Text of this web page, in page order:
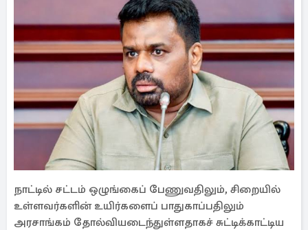
நாட்டில் சட்டம் ஒழுங்கைப் பேணுவதிலும், சிறையில்
உள்ளவர்களின் உயிர்களைப் பாதுகாப்பதிலும்
அரசாங்கம் தோல்வியடைந்துள்ளதாகச் சுட்டிக்காட்டிய